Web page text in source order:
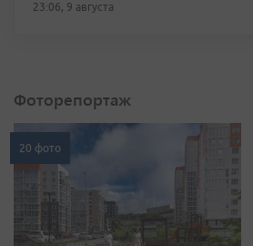
23:06, 9 августа
Фоторепортаж
20 фото